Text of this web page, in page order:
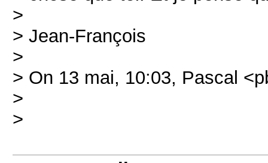
>
> Jean-François
>
> On 13 mai, 10:03, Pascal
>
>